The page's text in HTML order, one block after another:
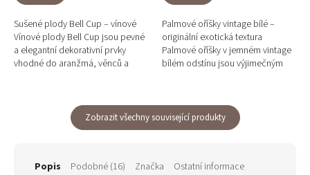
Sušené plody Bell Cup – vínové
Vínové plody Bell Cup jsou pevné
a elegantní dekorativní prvky
vhodné do aranžmá, věnců a
Palmové oříšky vintage bílé –
originální exotická textura
Palmové oříšky v jemném vintage
bílém odstínu jsou výjimečným
Zobrazit všechny související produkty
Popis Podobné (16) Značka Ostatní informace